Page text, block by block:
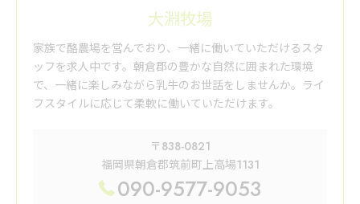
大淵牧場
家族で酪農場を営んでおり、一緒に働いていただけるスタ
ッフを求人中です。朝倉郡の豊かな自然に囲まれた環境
で、一緒に楽しみながら乳牛のお世話をしませんか。ライ
フスタイルに応じて柔軟に働いていただけます。
〒838-0821
福岡県朝倉郡筑前町上高場1131
090-9577-9053